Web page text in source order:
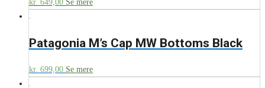
kr. 649,00 Se mere
Patagonia M’s Cap MW Bottoms Black
kr. 699,00 Se mere